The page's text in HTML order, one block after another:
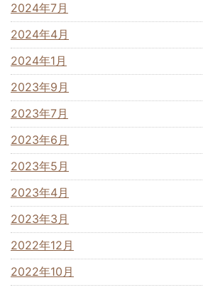
2024年7月
2024年4月
2024年1月
2023年9月
2023年7月
2023年6月
2023年5月
2023年4月
2023年3月
2022年12月
2022年10月